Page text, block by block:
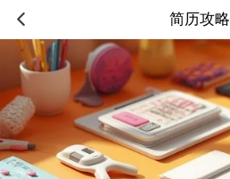
简历攻略